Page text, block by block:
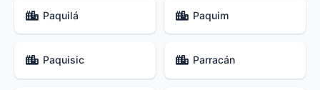
Paquilá Paquim
Paquisic Parracán